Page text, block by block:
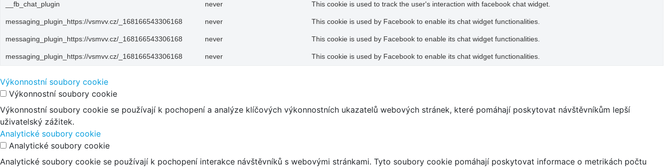
__fb_chat_plugin never This cookie is used to track the user's interaction with facebook chat widget.
messaging_plugin_https://vsmvv.cz/_168166543306168 never This cookie is used by Facebook to enable its chat widget functionalities.
messaging_plugin_https://vsmvv.cz/_168166543306168 never This cookie is used by Facebook to enable its chat widget functionalities.
messaging_plugin_https://vsmvv.cz/_168166543306168 never This cookie is used by Facebook to enable its chat widget functionalities.
Výkonnostní soubory cookie
Výkonnostní soubory cookie
Výkonnostní soubory cookie se používají k pochopení a analýze klíčových výkonnostních ukazatelů webových stránek, které pomáhají poskytovat návštěvníkům lepší
uživatelský zážitek.
Analytické soubory cookie
Analytické soubory cookie
Analytické soubory cookie se používají k pochopení interakce návštěvníků s webovými stránkami. Tyto soubory cookie pomáhají poskytovat informace o metrikách počtu